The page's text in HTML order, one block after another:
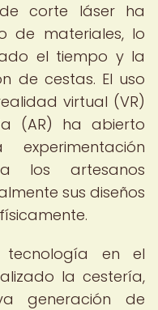
corte láser ha
de materiales, lo
el tiempo y la
de cestas. El uso
virtual (VR)
(AR) ha abierto
los artesanos
sus diseños
en el
la cestería,
generación de